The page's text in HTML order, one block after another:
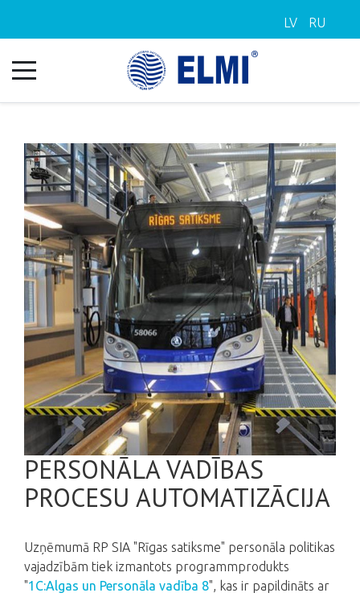
LV RU
PERSONĀLA VADĪBAS
PROCESU AUTOMATIZĀCIJA
Uzņēmumā RP SIA "Rīgas satiksme" personāla politikas
vajadzībām tiek izmantots programmprodukts
"1С:Algas un Personāla vadība 8", kas ir papildināts ar